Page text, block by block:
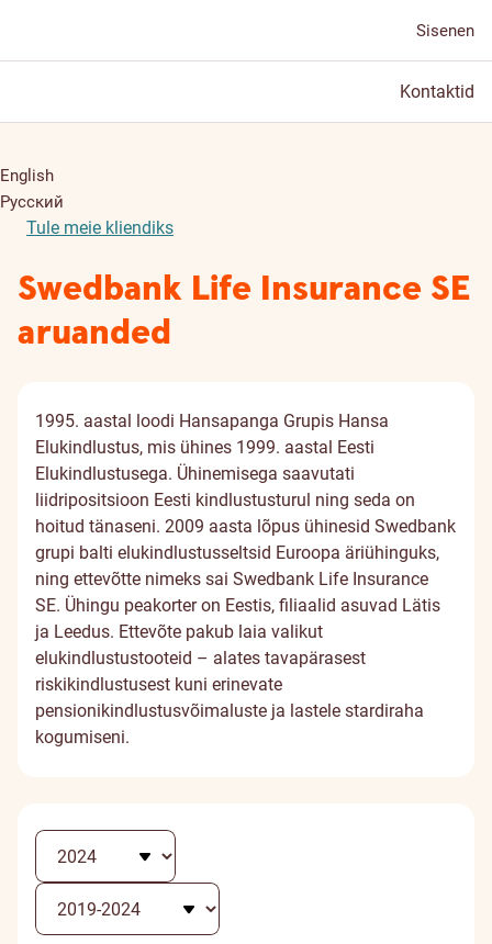
Sisenen
Kontaktid
English
Русский
Tule meie kliendiks
Swedbank Life Insurance SE
aruanded
1995. aastal loodi Hansapanga Grupis Hansa
Elukindlustus, mis ühines 1999. aastal Eesti
Elukindlustusega. Ühinemisega saavutati
liidripositsioon Eesti kindlustusturul ning seda on
hoitud tänaseni. 2009 aasta lõpus ühinesid Swedbank
grupi balti elukindlustusseltsid Euroopa äriühinguks,
ning ettevõtte nimeks sai Swedbank Life Insurance
SE. Ühingu peakorter on Eestis, filiaalid asuvad Lätis
ja Leedus. Ettevõte pakub laia valikut
elukindlustustooteid – alates tavapärasest
riskikindlustusest kuni erinevate
pensionikindlustusvõimaluste ja lastele stardiraha
kogumiseni.